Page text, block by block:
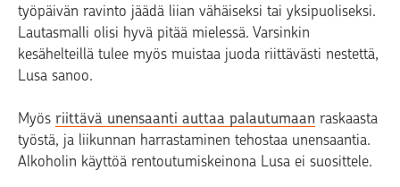
työpäivän ravinto jäädä liian vähäiseksi tai yksipuoliseksi.
Lautasmalli olisi hyvä pitää mielessä. Varsinkin
kesähelteillä tulee myös muistaa juoda riittävästi nestettä,
Lusa sanoo.
Myös riittävä unensaanti auttaa palautumaan raskaasta
työstä, ja liikunnan harrastaminen tehostaa unensaantia.
Alkoholin käyttöä rentoutumiskeinona Lusa ei suosittele.